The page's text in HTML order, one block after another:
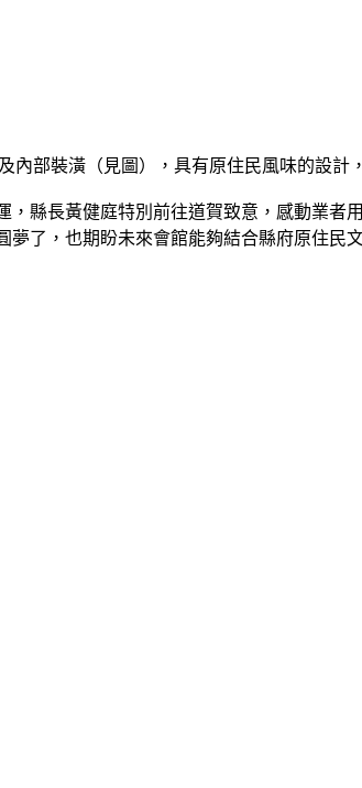
部裝潢（見圖），具有原住民風味的設計
縣長黃健庭特別前往道賀致意，感動業者
了，也期盼未來會館能夠結合縣府原住民